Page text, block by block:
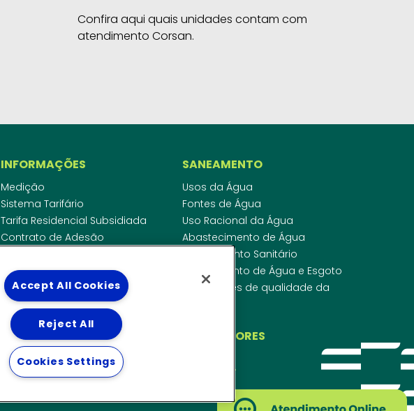
Confira aqui quais unidades contam com
atendimento Corsan.
INFORMAÇÕES
Medição
Sistema Tarifário
Tarifa Residencial Subsidiada
Contrato de Adesão
Agências Reguladoras
Cobrança pela Disponibilidade
Padrão de Ligação de Água
Guia Cadastro Técnico
DIRETORIAS
SANEAMENTO
Usos da Água
Fontes de Água
Uso Racional da Água
Abastecimento de Água
Esgotamento Sanitário
Regulamento de Água e Esgoto
Indicadores de qualidade da
INVESTIDORES
WEBMAIL
Accept All Cookies
Reject All
Cookies Settings